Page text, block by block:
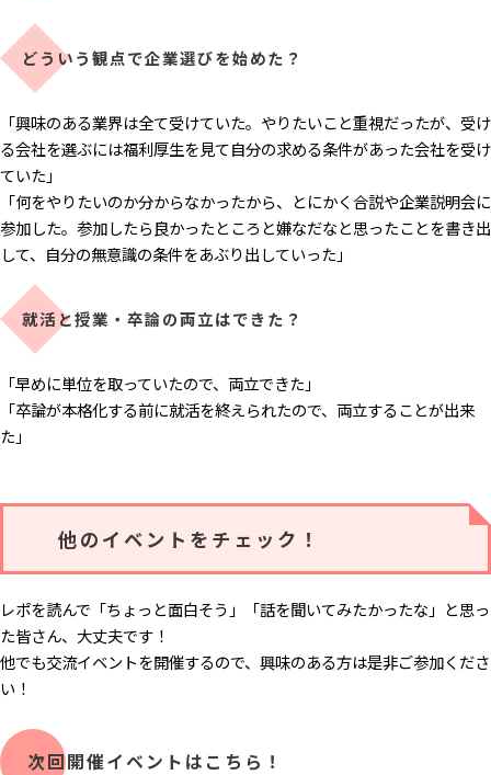
どういう観点で企業選びを始めた？
「興味のある業界は全て受けていた。やりたいこと重視だったが、受け
る会社を選ぶには福利厚生を見て自分の求める条件があった会社を受け
ていた」
「何をやりたいのか分からなかったから、とにかく合説や企業説明会に
参加した。参加したら良かったところと嫌なだなと思ったことを書き出
して、自分の無意識の条件をあぶり出していった」
就活と授業・卒論の両立はできた？
「早めに単位を取っていたので、両立できた」
「卒論が本格化する前に就活を終えられたので、両立することが出来
た」
他のイベントをチェック！
レポを読んで「ちょっと面白そう」「話を聞いてみたかったな」と思っ
た皆さん、大丈夫です！
他でも交流イベントを開催するので、興味のある方は是非ご参加くださ
い！
次回開催イベントはこちら！